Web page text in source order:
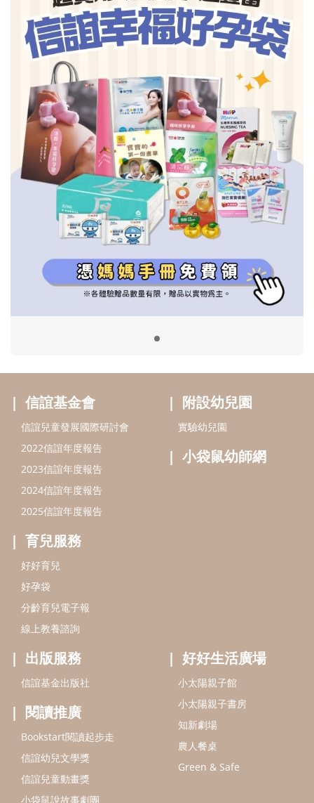
信誼基金會
2022信誼年度報告
2023信誼年度報告
2024信誼年度報告
好孕袋
分齡育兒電子報
線上教養諮詢
附設幼兒園
小袋鼠幼師網
出版服務
信誼基金出版社
閱讀推廣
Bookstart閱讀起步走
信誼幼兒文學獎
信誼兒童動畫獎
小袋鼠說故事劇團
service@hsin-yi.org.tw
信誼好好育兒
小太陽親子書房
(02)2396-5305轉2345 (週一～週五 9:00～18:00)
認識信誼 合作洽談 智慧財產權聲明
本網站建議使用IE9(含以上)或 Google Chrome 版本瀏覽器
信誼基金會/上誼文化實業股份有限公司 版權所有 ©